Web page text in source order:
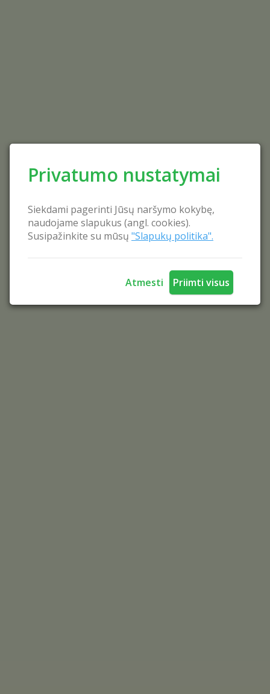
Privatumo nustatymai
Siekdami pagerinti Jūsų naršymo kokybę,
naudojame slapukus (angl. cookies).
Susipažinkite su mūsų "Slapukų politika".
Atmesti Priimti visus